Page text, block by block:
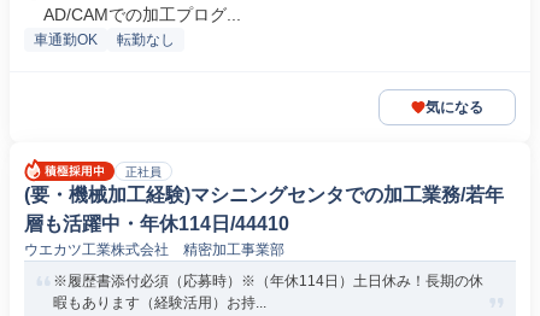
AD/CAMでの加工プログ...
車通勤OK 転勤なし
気になる
正社員
(要・機械加工経験)マシニングセンタでの加工業務/若年
層も活躍中・年休114日/44410
ウエカツ工業株式会社 精密加工事業部
※履歴書添付必須（応募時）※（年休114日）土日休み！長期の休
暇もあります（経験活用）お持...